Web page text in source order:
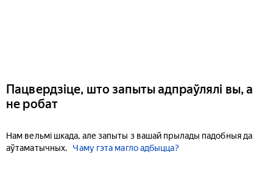
Пацвердзіце, што запыты адпраўлялі вы, а
не робат
Нам вельмі шкада, але запыты з вашай прылады падобныя да
аўтаматычных.
Чаму гэта магло адбыцца?